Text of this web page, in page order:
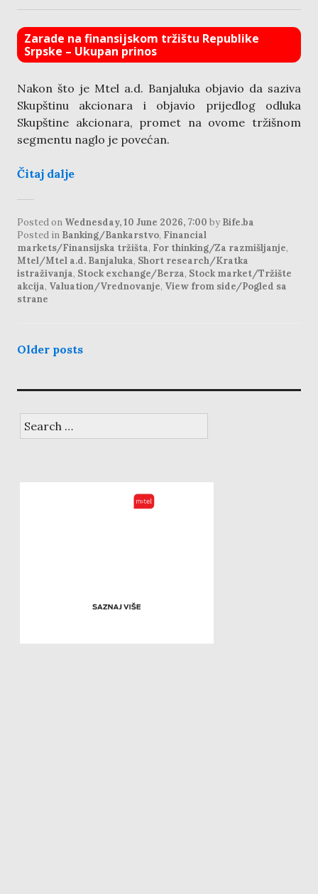
Zarade na finansijskom tržištu Republike
Srpske – Ukupan prinos
Nakon što je Mtel a.d. Banjaluka objavio da saziva
Skupštinu akcionara i objavio prijedlog odluka
Skupštine akcionara, promet na ovome tržišnom
segmentu naglo je povećan.
Čitaj dalje
Posted on Wednesday, 10 June 2026, 7:00 by Bife.ba
Posted in Banking/Bankarstvo, Financial
markets/Finansijska tržišta, For thinking/Za razmišljanje,
Mtel/Mtel a.d. Banjaluka, Short research/Kratka
istraživanja, Stock exchange/Berza, Stock market/Tržište
akcija, Valuation/Vrednovanje, View from side/Pogled sa
strane
posts
navigation
Older posts
for: